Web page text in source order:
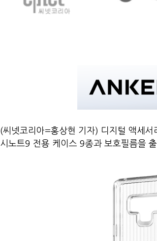
(씨넷코리아=홍상현 기자) 디지털 액세
시노트9 전용 케이스 9종과 보호필름을 출